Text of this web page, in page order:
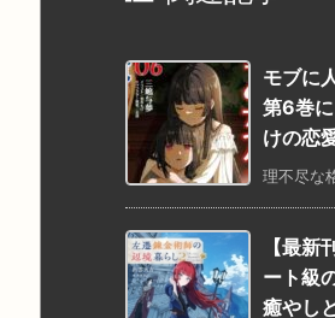
モブに
第6巻
けの恋
理不尽な
【最
ート級
癒やし